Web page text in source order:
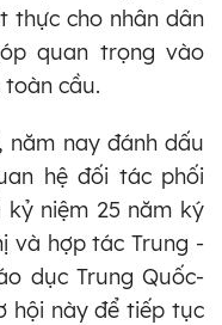
thực cho nhân dân
quan trọng vào
cầu.
năm nay đánh dấu
hệ đối tác phối
kỷ niệm 25 năm ký
và hợp tác Trung -
dục Trung Quốc-
hội này để tiếp tục